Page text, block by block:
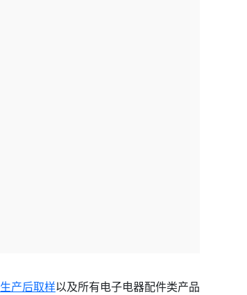
生产后取样以及所有电子电器配件类产品